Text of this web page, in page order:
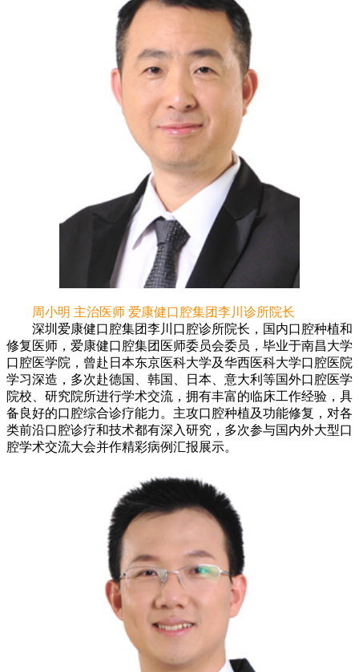
周小明 主治医师 爱康健口腔集团李川诊所院长
深圳爱康健口腔集团李川口腔诊所院长，国内口腔种植和
修复医师，爱康健口腔集团医师委员会委员，毕业于南昌大学
口腔医学院，曾赴日本东京医科大学及华西医科大学口腔医院
学习深造，多次赴德国、韩国、日本、意大利等国外口腔医学
院校、研究院所进行学术交流，拥有丰富的临床工作经验，具
备良好的口腔综合诊疗能力。主攻口腔种植及功能修复，对各
类前沿口腔诊疗和技术都有深入研究，多次参与国内外大型口
腔学术交流大会并作精彩病例汇报展示。